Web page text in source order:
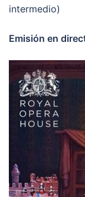
intermedio)
Emisión en